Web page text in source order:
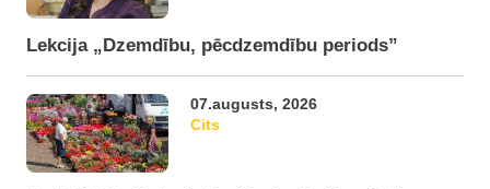
Lekcija „Dzemdību, pēcdzemdību periods”
07.augusts, 2026
Cits